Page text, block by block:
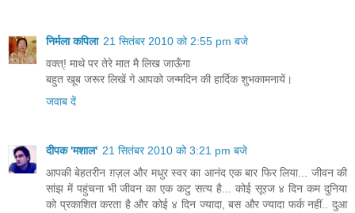
निर्मला कपिला 21 सितंबर 2010 को 2:55 pm बजे
वक्त्! माथे पर तेरे मात मै लिख जाऊँगा
बहुत खूब जरूर लिखें गे आपको जन्मदिन की हार्दिक शुभकामनायें।
जवाब दें
दीपक 'मशाल' 21 सितंबर 2010 को 3:21 pm बजे
आपकी बेहतरीन ग़ज़ल और मधुर स्वर का आनंद एक बार फिर लिया... जीवन की
सांझ में पहुंचना भी जीवन का एक कटु सत्य है... कोई सूरज ४ दिन कम दुनिया
को प्रकाशित करता है और कोई ४ दिन ज्यादा, बस और ज्यादा फर्क नहीं.. दुआ